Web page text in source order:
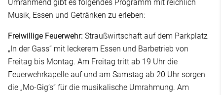
Umrahmend gibt es folgendes Programm mit reichlich
Musik, Essen und Getränken zu erleben:
Freiwillige Feuerwehr: Straußwirtschaft auf dem Parkplatz
„In der Gass“ mit leckerem Essen und Barbetrieb von
Freitag bis Montag. Am Freitag tritt ab 19 Uhr die
Feuerwehrkapelle auf und am Samstag ab 20 Uhr sorgen
die „Mo-Gig’s“ für die musikalische Umrahmung. Am